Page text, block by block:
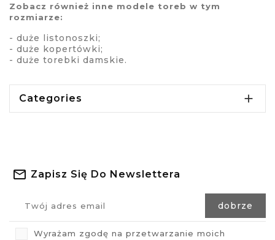
Zobacz również inne modele toreb w tym
rozmiarze:
- duże listonoszki;
- duże kopertówki;
- duże torebki damskie.
Categories 
Zapisz Się Do Newslettera
Wyrażam zgodę na przetwarzanie moich